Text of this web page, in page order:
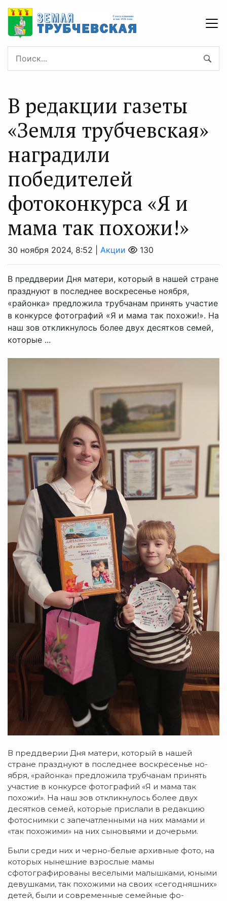
В редакции газеты
«Земля трубчевская»
наградили
победителей
фотоконкурса «Я и
мама так похожи!»
30 ноября 2024, 8:52 | Акции 130
В преддверии Дня ма­тери, который в нашей стране
празднуют в по­следнее воскресенье но­ября,
«районка» предложила трубчанам принять участие
в конкурсе фотографий «Я и мама так похожи!». На
наш зов откликнулось более двух десятков семей,
которые ...
В преддверии Дня ма­тери, который в нашей
стране празднуют в по­следнее воскресенье но­
ября, «районка» предложила трубчанам принять
участие в конкурсе фотографий «Я и мама так
похожи!». На наш зов откликнулось более двух
десятков семей, которые прислали в редакцию
фотоснимки с запечатленными на них мамами и
«так похожими» на них сыновьями и до­черьми.
Были среди них и черно-белые архивные фото, на
которых нынешние взрослые мамы
сфотографированы веселыми ма­лыш­ками, юными
девушками, так похожими на своих «сегодняшних»
де­тей, были и современные семейные фо­